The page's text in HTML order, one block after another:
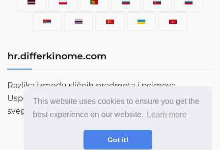
This website uses cookies to ensure you get the
best experience on our website.
Learn more
Got it!
hr.differkinome.com
Razlika između sličnih predmeta i pojmova.
Usporedbe stvari, opreme, automobila, izraza, ljudi i
svega ostalog što postoji na ovom svijetu.